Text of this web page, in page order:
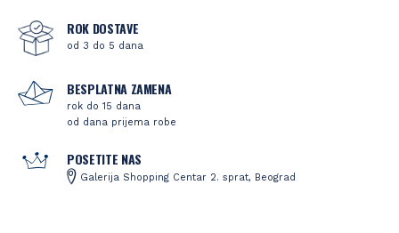
ROK DOSTAVE
od 3 do 5 dana
BESPLATNA ZAMENA
rok do 15 dana
od dana prijema robe
POSETITE NAS
Galerija Shopping Centar 2. sprat, Beograd